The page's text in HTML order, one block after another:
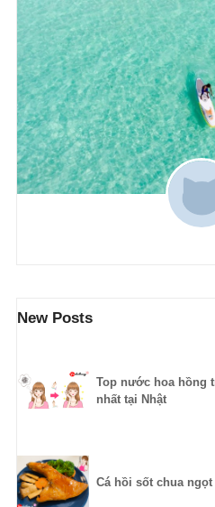
New Posts
Top nước hoa hồng
nhất tại Nhật
Cá hồi sốt chua ngọt